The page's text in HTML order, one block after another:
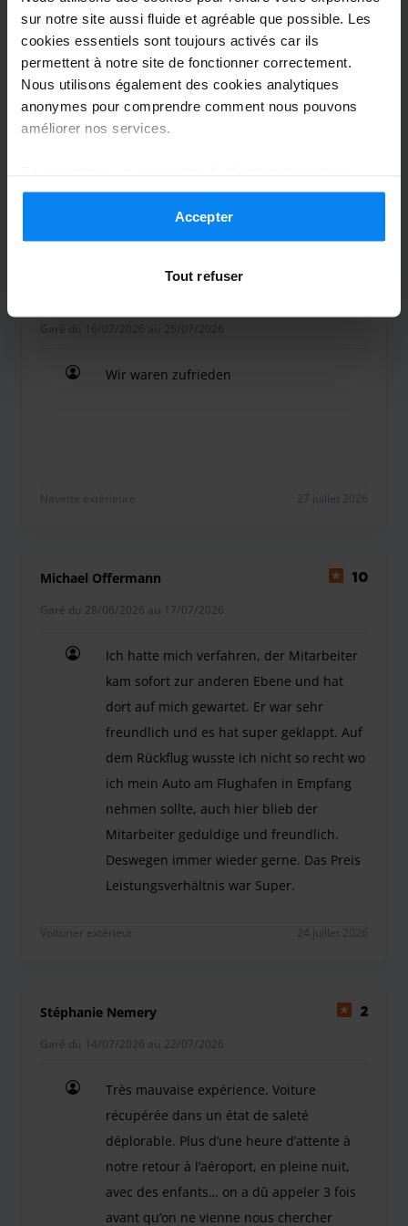
sur notre site aussi fluide et agréable que possible. Les
cookies essentiels sont toujours activés car ils
permettent à notre site de fonctionner correctement.
Nous utilisons également des cookies analytiques
anonymes pour comprendre comment nous pouvons
améliorer nos services.
conformément aux règles en vigueur dans votre pays,
mais vous pouvez modifier vos paramètres à tout
moment. Pour plus de détails, consultez notrePolitique
Accepter
Tout refuser
de 2h à 3h15 du matin, au froid. Nous
avons essayé de le contacter plusieurs fois
et soit il ne decrochait pas ou alors il nous
raccrochait au nez. C'est finalement un
autre chauffeur d'une autre compagnie
Déçue au retour. Nous avons prévenu le
Wir waren zufrieden
Navette extérieure 27 juillet 2026
Michael Offermann 10
Garé du 28/06/2026 au 17/07/2026
Ich hatte mich verfahren, der Mitarbeiter
kam sofort zur anderen Ebene und hat
dort auf mich gewartet. Er war sehr
freundlich und es hat super geklappt. Auf
dem Rückflug wusste ich nicht so recht wo
ich mein Auto am Flughafen in Empfang
nehmen sollte, auch hier blieb der
Mitarbeiter geduldige und freundlich.
Deswegen immer wieder gerne. Das Preis
Leistungsverhältnis war Super.
Voiturier extérieur 24 juillet 2026
Stéphanie Nemery 2
Garé du 14/07/2026 au 22/07/2026
Très mauvaise expérience. Voiture
récupérée dans un état de saleté
déplorable. Plus d’une heure d’attente à
notre retour à l’aéroport, en pleine nuit,
avec des enfants… on a dû appeler 3 fois
avant qu’on ne vienne nous chercher